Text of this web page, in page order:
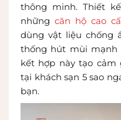
thông minh. Thiết
nhữngcăn hộ cao
dùng vật liệu chống
thống hút mùi mạnh
kết hợp này tạo cảm
tại khách sạn 5 sao
bạn.